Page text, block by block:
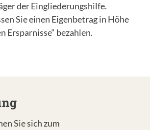
der Eingliederungshilfe.
Sie einen Eigenbetrag in Höhe
Ersparnisse“ bezahlen.
Sie sich zum